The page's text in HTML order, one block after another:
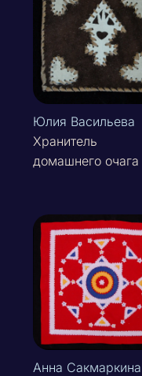
Юлия Васильева
Хранитель
домашнего очага
Анна Сакмаркина